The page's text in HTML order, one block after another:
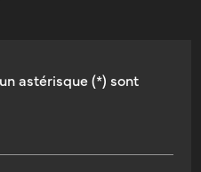
astérisque (*) sont